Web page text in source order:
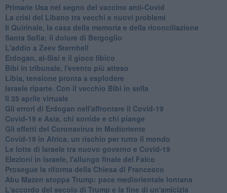
Primarie Usa nel segno del vaccino anti-Covid
La crisi del Libano tra vecchi e nuovi problemi
Il Quirinale, la casa della memoria e della riconciliazione
Santa Sofia: il dolore di Bergoglio
L'addio a ​Zeev Sternhell
Erdogan, al-Sisi e il gioco libico
Bibi in tribunale, l'evento più atteso
Libia, tensione pronta a esplodere
Israele riparte. Con il vecchio Bibi in sella
Il 25 aprile virtuale
Gli errori di Erdogan nell'affrontare il Covid-19
Covid-19 e Asia, chi sorride e chi piange
Gli effetti del Coronavirus in Medioriente
Covid-19 in Africa, un rischio per tutto il mondo
Le lotte di Israele tra nuovo governo e Covid-19
Elezioni in Israele, l'allungo finale del Falco
Prosegue la riforma della Chiesa di Francesco
Abu Mazen stoppa Trump: pace mediorientale lontana
L'accordo del secolo di Trump e la fine di un'amicizia